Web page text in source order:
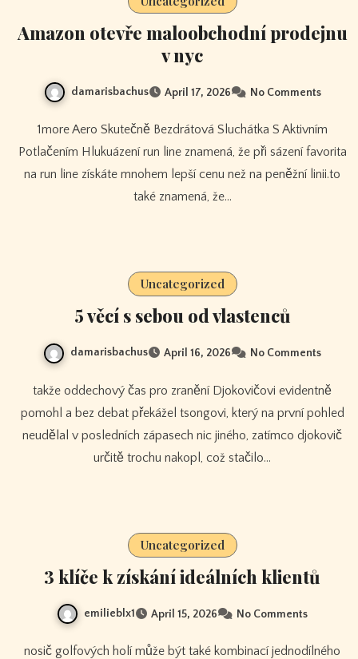
Amazon otevře maloobchodní prodejnu
v nyc
damarisbachus April 17, 2026 No Comments
1more Aero Skutečně Bezdrátová Sluchátka S Aktivním
Potlačením Hlukuázení run line znamená, že při sázení favorita
na run line získáte mnohem lepší cenu než na peněžní linii.to
také znamená, že…
Uncategorized
5 věcí s sebou od vlastenců
damarisbachus April 16, 2026 No Comments
takže oddechový čas pro zranění Djokovičovi evidentně
pomohl a bez debat překážel tsongovi, který na první pohled
neudělal v posledních zápasech nic jiného, ​​zatímco djokovič
určitě trochu nakopl, což stačilo…
Uncategorized
3 klíče k získání ideálních klientů
emilieblx1 April 15, 2026 No Comments
nosič golfových holí může být také kombinací jednodílného